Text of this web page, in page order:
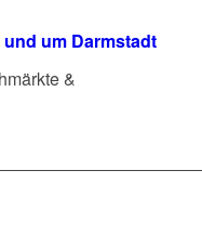
um Darmstadt
&